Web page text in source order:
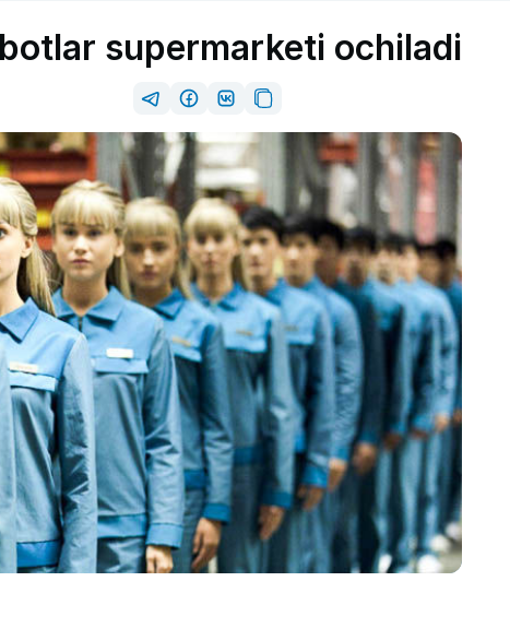
supermarketi ochiladi